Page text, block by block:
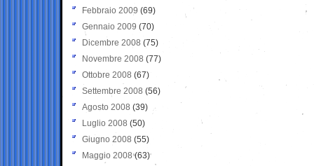
Febbraio 2009 (69)
Gennaio 2009 (70)
Dicembre 2008 (75)
Novembre 2008 (77)
Ottobre 2008 (67)
Settembre 2008 (56)
Agosto 2008 (39)
Luglio 2008 (50)
Giugno 2008 (55)
Maggio 2008(63)